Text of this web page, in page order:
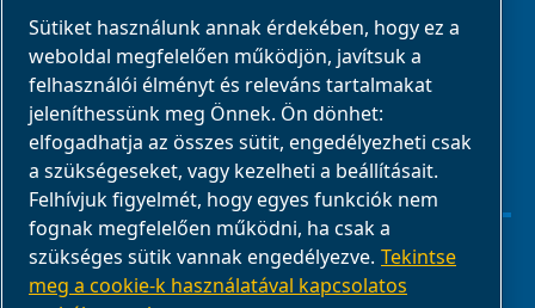
Üzleti partnerek
E-Connect 2,0
Üzleti portál
ABAC
médiagaléria
Sütibeállítások kezelése
Sütiket használunk annak érdekében, hogy ez a
weboldal megfelelően működjön, javítsuk a
felhasználói élményt és releváns tartalmakat
jeleníthessünk meg Önnek. Ön dönhet:
elfogadhatja az összes sütit, engedélyezheti csak
a szükségeseket, vagy kezelheti a beállításait.
Felhívjuk figyelmét, hogy egyes funkciók nem
fognak megfelelően működni, ha csak a
szükséges sütik vannak engedélyezve. Tekintse
meg a cookie-k használatával kapcsolatos